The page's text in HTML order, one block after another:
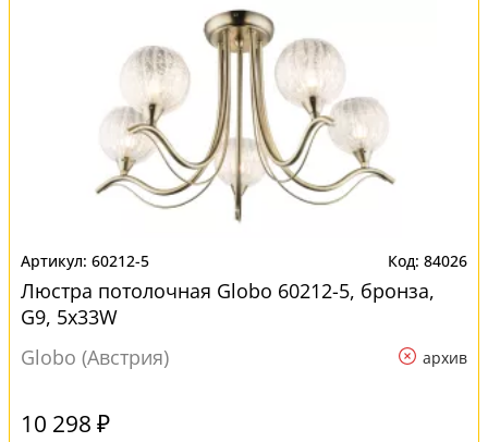
60212-5 84026
Люстра потолочная Globo 60212-5, бронза,
G9, 5x33W
Globo (Австрия)
архив
10 298 ₽